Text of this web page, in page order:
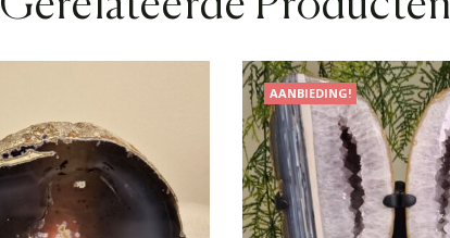
AANBIEDING!